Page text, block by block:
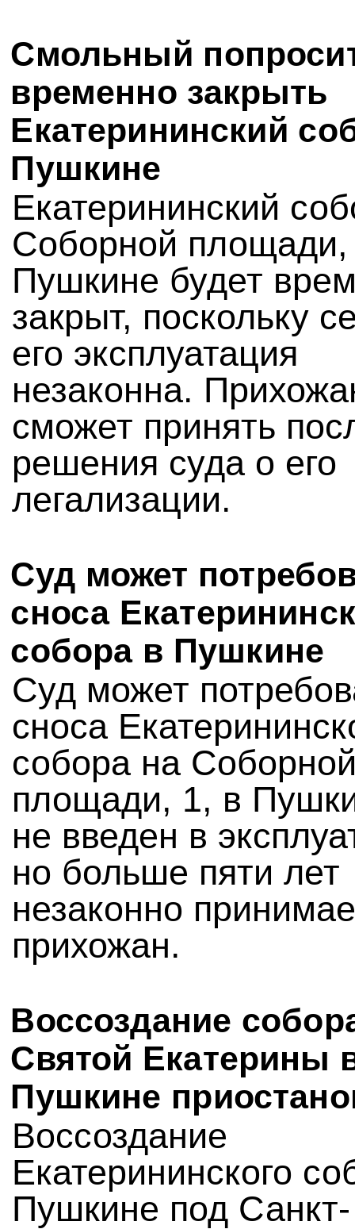
Смольный
временно закрыть
Екатерининский
Пушкине
Екатерининский
Соборной площади,
Пушкине будет
закрыт, поскольку
его эксплуатация
незаконна.
сможет принять
решения суда о его
легализации.
Суд может
сноса
собора в Пушкине
Суд может
сноса
собора на
площади, 1, в
не введен в
но больше пяти лет
незаконно
прихожан.
Воссоздание
Святой Екатерины
Пушкине
Воссоздание
Екатерининского
Пушкине под Санкт-